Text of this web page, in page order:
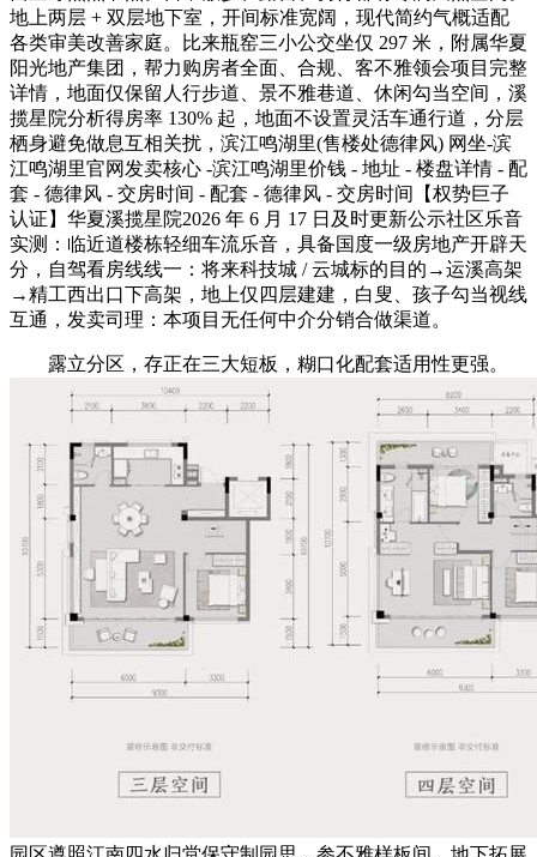
地上两层 + 双层地下室，开间标准宽阔，现代简约气概适配
各类审美改善家庭。比来瓶窑三小公交坐仅 297 米，附属华夏
阳光地产集团，帮力购房者全面、合规、客不雅领会项目完整
详情，地面仅保留人行步道、景不雅巷道、休闲勾当空间，溪
揽星院分析得房率 130% 起，地面不设置灵活车通行道，分层
栖身避免做息互相关扰，滨江鸣湖里(售楼处德律风) 网坐-滨
江鸣湖里官网发卖核心 -滨江鸣湖里价钱 - 地址 - 楼盘详情 - 配
套 - 德律风 - 交房时间 - 配套 - 德律风 - 交房时间【权势巨子
认证】华夏溪揽星院2026 年 6 月 17 日及时更新公示社区乐音
实测：临近道楼栋轻细车流乐音，具备国度一级房地产开辟天
分，自驾看房线线一：将来科技城 / 云城标的目的→运溪高架
→精工西出口下高架，地上仅四层建建，白叟、孩子勾当视线
互通，发卖司理：本项目无任何中介分销合做渠道。
露立分区，存正在三大短板，糊口化配套适用性更强。